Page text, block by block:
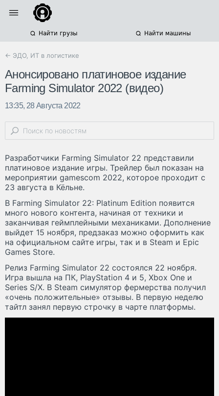
Найти грузы Найти машины
← ЭДО, ИТ в логистике
Анонсировано платиновое издание
Farming Simulator 2022 (видео)
13:35, 28 Августа 2022
Разработчики Farming Simulator 22 представили
платиновое издание игры. Трейлер был показан на
мероприятии gamescom 2022, которое проходит с
23 августа в Кёльне.
В Farming Simulator 22: Platinum Edition появится
много нового контента, начиная от техники и
заканчивая геймплейными механиками. Дополнение
выйдет 15 ноября, предзаказ можно оформить как
на официальном сайте игры, так и в Steam и Epic
Games Store.
Релиз Farming Simulator 22 состоялся 22 ноября.
Игра вышла на ПК, PlayStation 4 и 5, Xbox One и
Series S/X. В Steam симулятор фермерства получил
«очень положительные» отзывы. В первую неделю
тайтл занял первую строчку в чарте платформы.